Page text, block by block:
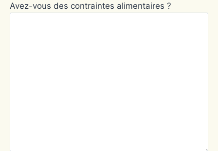
Avez-vous des contraintes alimentaires ?